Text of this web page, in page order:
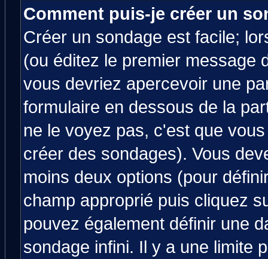
Comment puis-je créer un
Créer un sondage est facile;
(ou éditez le premier message
vous devriez apercevoir une
formulaire en dessous de la
ne le voyez pas, c'est que
créer des sondages). Vous
moins deux options (pour
champ approprié puis cliquez
pouvez également définir une
sondage infini. Il y a une limite